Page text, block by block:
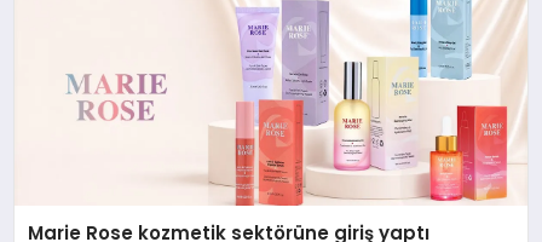
Marie Rose kozmetik sektörüne giriş yaptı